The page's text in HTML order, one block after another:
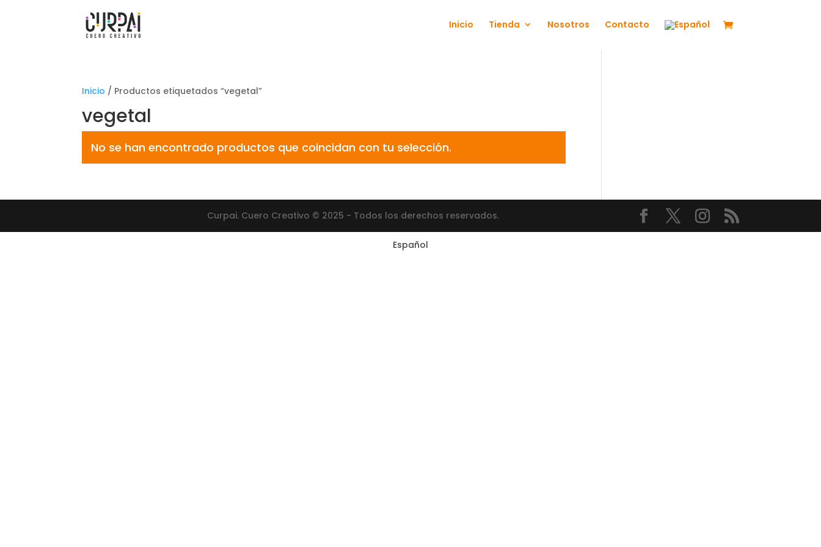
Inicio Tienda Nosotros Contacto
Inicio / Productos etiquetados “vegetal”
vegetal
No se han encontrado productos que coincidan con tu selección.
Curpai. Cuero Creativo © 2025 - Todos los derechos reservados.
Español